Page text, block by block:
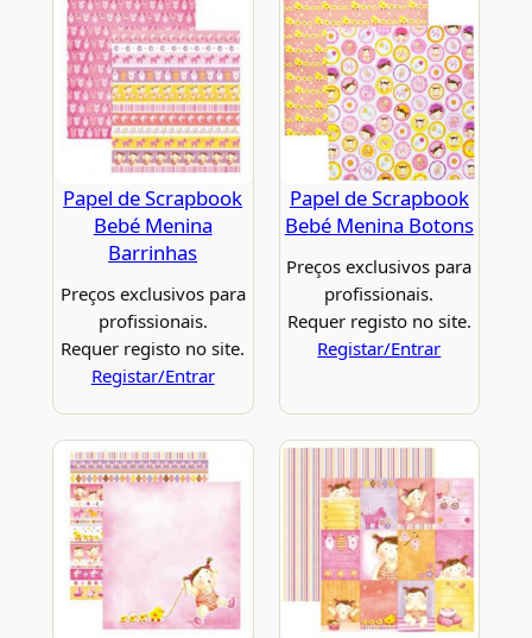
Papel de Scrapbook
Bebé Menina
Barrinhas
Preços exclusivos para
profissionais.
Requer registo no site.
Registar/Entrar
Papel de Scrapbook
Bebé Menina Botons
Preços exclusivos para
profissionais.
Requer registo no site.
Registar/Entrar